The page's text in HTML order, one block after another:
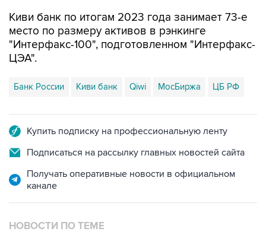
Киви банк по итогам 2023 года занимает 73-е
место по размеру активов в рэнкинге
"Интерфакс-100", подготовленном "Интерфакс-
ЦЭА".
Банк России Киви банк Qiwi МосБиржа ЦБ РФ
Купить подписку на профессиональную ленту
Подписаться на рассылку главных новостей сайта
Получать оперативные новости в официальном
канале
НОВОСТИ ПО ТЕМЕ